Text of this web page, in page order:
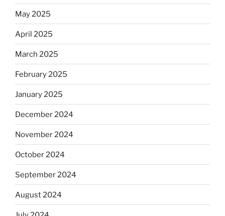
May 2025
April 2025
March 2025
February 2025
January 2025
December 2024
November 2024
October 2024
September 2024
August 2024